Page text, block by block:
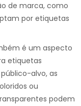
de marca, como
por etiquetas
é um aspecto
etiquetas
alvo, as
ou
podem